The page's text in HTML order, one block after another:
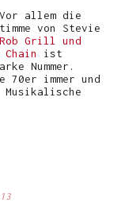
allem die
von Stevie
Rob Grill und
Chain
ist
Nummer.
70er immer und